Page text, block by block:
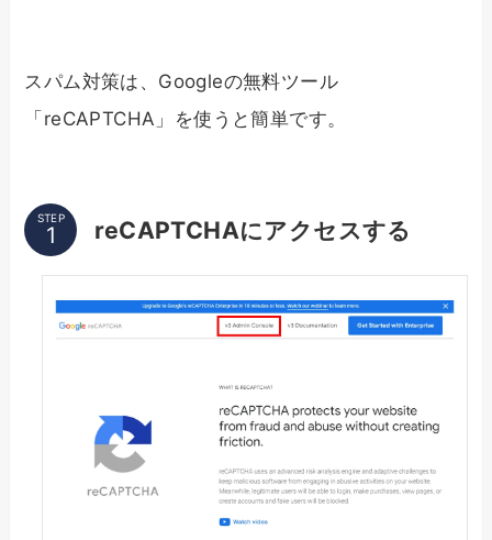
スパム対策は、Googleの無料ツール
「reCAPTCHA」を使うと簡単です。
STEP reCAPTCHAにアクセスする